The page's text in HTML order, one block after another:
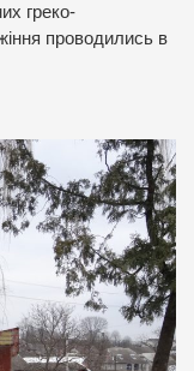
греко-
проводились в